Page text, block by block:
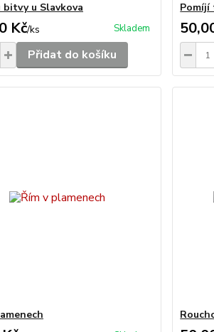
bitvy u Slavkova
Kč/ks Skladem
Přidat do košíku
Pomíjí